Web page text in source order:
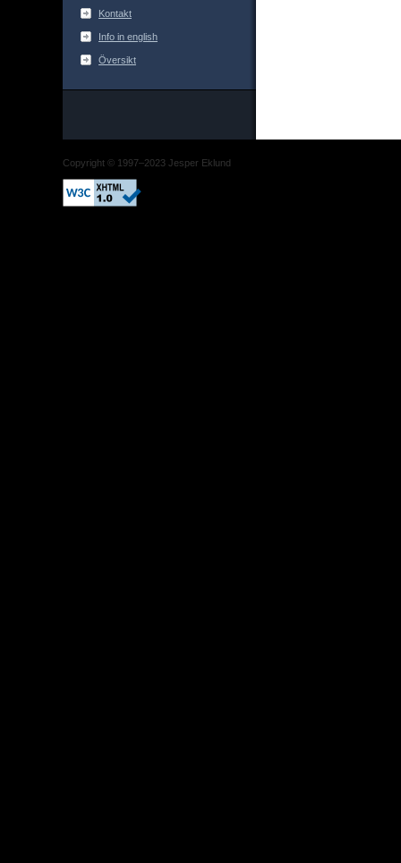
Kontakt
Info in english
Översikt
Copyright © 1997–2023 Jesper Eklund